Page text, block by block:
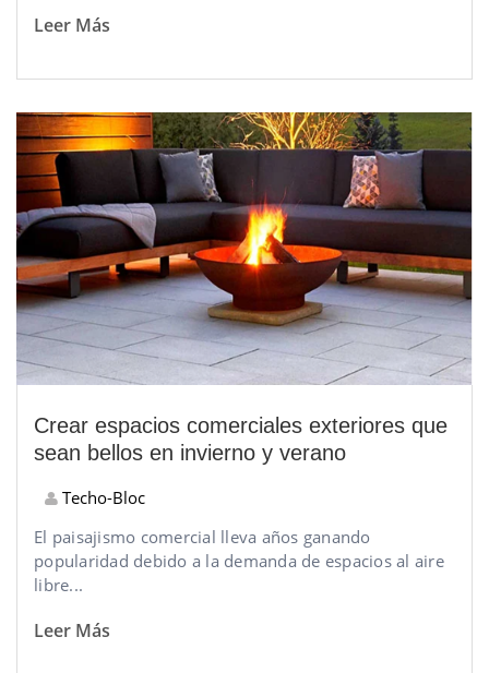
Leer Más
Crear espacios comerciales exteriores que
sean bellos en invierno y verano
Techo-Bloc
El paisajismo comercial lleva años ganando
popularidad debido a la demanda de espacios al aire
libre...
Leer Más